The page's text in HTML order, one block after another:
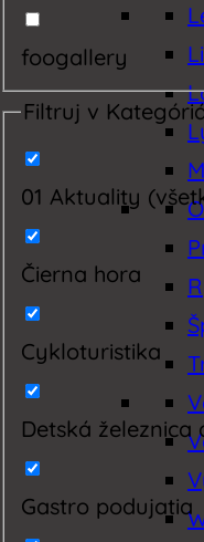
foogallery
Filtruj v
01 Aktuality
Čierna hora
Cykloturistika
Detská železnica
Gastro podujatia